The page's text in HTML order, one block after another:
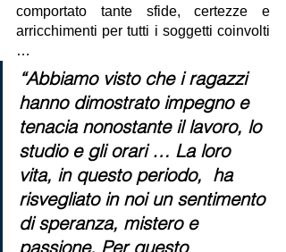
comportato tante sfide, certezze e
arricchimenti per tutti i soggetti coinvolti
…
“Abbiamo visto che i ragazzi
hanno dimostrato impegno e
tenacia nonostante il lavoro, lo
studio e gli orari … La loro
vita, in questo periodo,  ha
risvegliato in noi un sentimento
di speranza, mistero e
passione. Per questo